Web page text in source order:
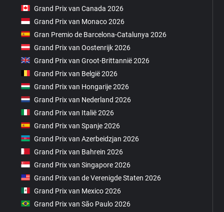
Grand Prix van Canada 2026
Grand Prix van Monaco 2026
Gran Premio de Barcelona-Catalunya 2026
Grand Prix van Oostenrijk 2026
Grand Prix van Groot-Brittannië 2026
Grand Prix van België 2026
Grand Prix van Hongarije 2026
Grand Prix van Nederland 2026
Grand Prix van Italië 2026
Grand Prix van Spanje 2026
Grand Prix van Azerbeidzjan 2026
Grand Prix van Bahrein 2026
Grand Prix van Singapore 2026
Grand Prix van de Verenigde Staten 2026
Grand Prix van Mexico 2026
Grand Prix van São Paulo 2026